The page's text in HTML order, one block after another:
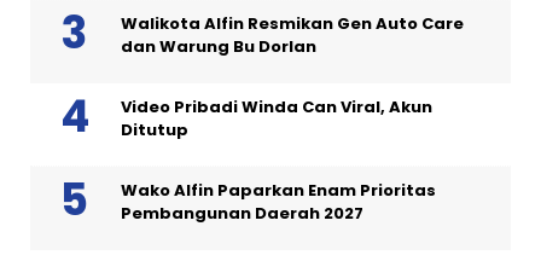
Walikota Alfin Resmikan Gen Auto Care
dan Warung Bu Dorlan
Video Pribadi Winda Can Viral, Akun
Ditutup
Wako Alfin Paparkan Enam Prioritas
Pembangunan Daerah 2027